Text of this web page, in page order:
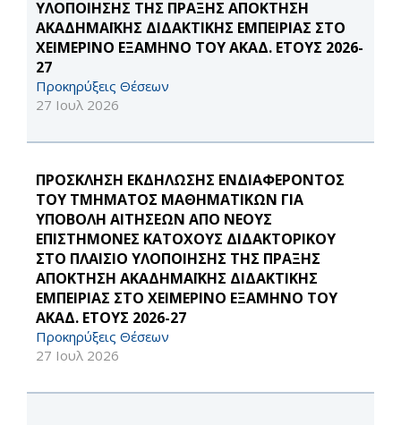
ΥΛΟΠΟΙΗΣΗΣ ΤΗΣ ΠΡΑΞΗΣ ΑΠΟΚΤΗΣΗ
ΑΚΑΔΗΜΑΪΚΗΣ ΔΙΔΑΚΤΙΚΗΣ ΕΜΠΕΙΡΙΑΣ ΣΤΟ
ΧΕΙΜΕΡΙΝΟ ΕΞΑΜΗΝΟ ΤΟΥ ΑΚΑΔ. ΕΤΟΥΣ 2026-
27
Προκηρύξεις Θέσεων
27 Ιουλ 2026
ΠΡΟΣΚΛΗΣΗ ΕΚΔΗΛΩΣΗΣ ΕΝΔΙΑΦΕΡΟΝΤΟΣ
ΤΟΥ ΤΜΗΜΑΤΟΣ ΜΑΘΗΜΑΤΙΚΩΝ ΓΙΑ
ΥΠΟΒΟΛΗ ΑΙΤΗΣΕΩΝ ΑΠΟ ΝΕΟΥΣ
ΕΠΙΣΤΗΜΟΝΕΣ ΚΑΤΟΧΟΥΣ ΔΙΔΑΚΤΟΡΙΚΟΥ
ΣΤΟ ΠΛΑΙΣΙΟ ΥΛΟΠΟΙΗΣΗΣ ΤΗΣ ΠΡΑΞΗΣ
ΑΠΟΚΤΗΣΗ ΑΚΑΔΗΜΑΪΚΗΣ ΔΙΔΑΚΤΙΚΗΣ
ΕΜΠΕΙΡΙΑΣ ΣΤΟ ΧΕΙΜΕΡΙΝΟ ΕΞΑΜΗΝΟ ΤΟΥ
ΑΚΑΔ. ΕΤΟΥΣ 2026-27
Προκηρύξεις Θέσεων
27 Ιουλ 2026